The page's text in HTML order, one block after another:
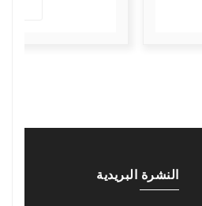
النشرة البريدية